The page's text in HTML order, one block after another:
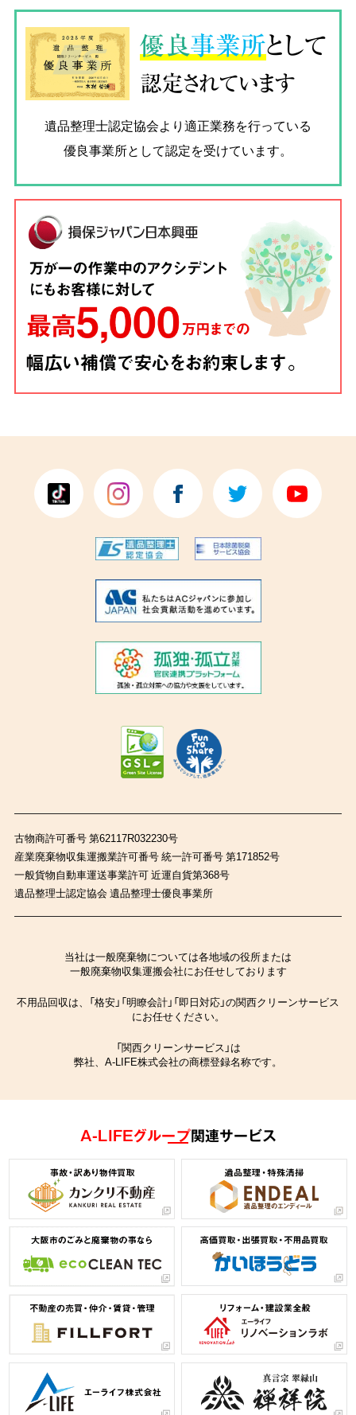
優良事業所として
認定されています
遺品整理士認定協会より適正業務を行っている
優良事業所として認定を受けています。
古物商許可番号 第62117R032230号
産業廃棄物収集運搬業許可番号 統一許可番号 第171852号
一般貨物自動車運送事業許可 近運自貨第368号
遺品整理士認定協会 遺品整理士優良事業所
当社は一般廃棄物については各地域の役所または
一般廃棄物収集運搬会社にお任せしております
不用品回収は、「格安」「明瞭会計」「即日対応」の関西クリーンサービス
にお任せください。
「関西クリーンサービス」は
弊社、A-LIFE株式会社の商標登録名称です。
A-LIFEグループ関連サービス